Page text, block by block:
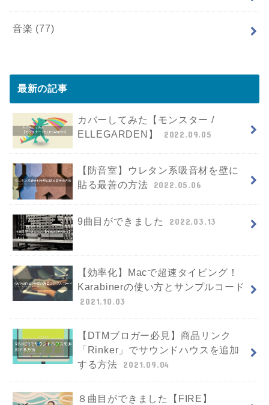
音楽 (77)
最新の記事
カバーしてみた【モンスター /
ELLEGARDEN】
2022.09.05
【防音室】ウレタン系吸音材を壁に
貼る最善の方法
2022.05.06
9曲目ができました 2022.03.13
【効率化】Macで超速タイピング！
Karabinerの使い方とサンプルコード
2021.10.03
【DTMブロガー必見】商品リンク
「Rinker」でサウンドハウスを追加
する方法
2021.09.04
８曲目ができました【FIRE】